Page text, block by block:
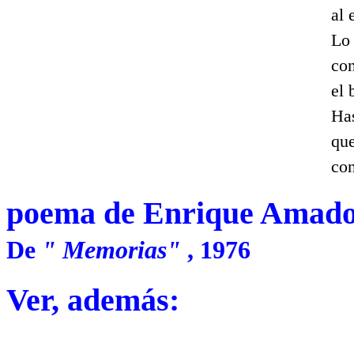
al
Lo
el
poema de Enrique
De " Memorias" , 1976
Ver, además: